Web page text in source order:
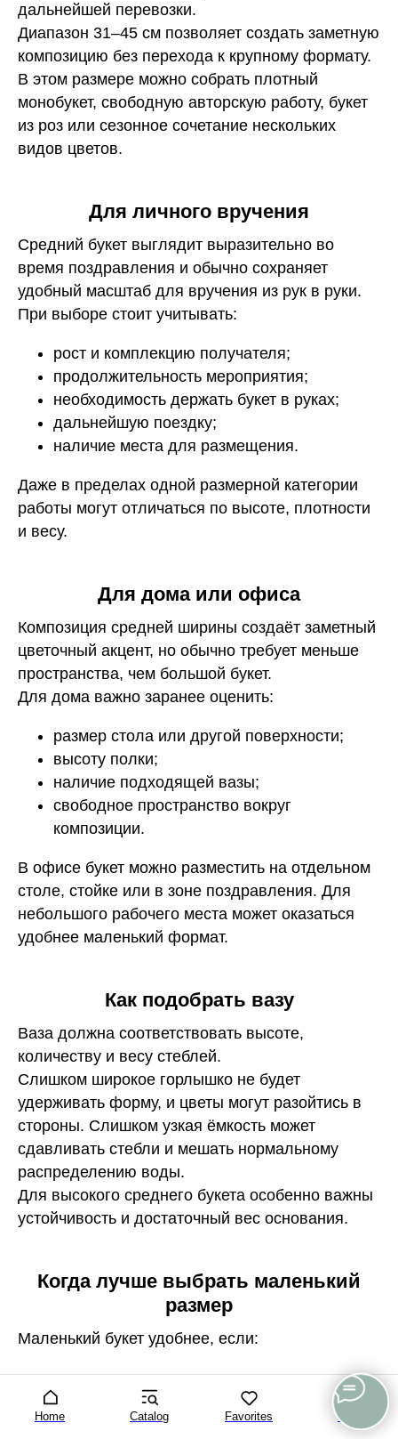
Home Catalog Favorites Cart
дальнейшей перевозки.
Диапазон 31–45 см позволяет создать заметную
композицию без перехода к крупному формату.
В этом размере можно собрать плотный
монобукет, свободную авторскую работу, букет
из роз или сезонное сочетание нескольких
видов цветов.
Для личного вручения
Средний букет выглядит выразительно во
время поздравления и обычно сохраняет
удобный масштаб для вручения из рук в руки.
При выборе стоит учитывать:
рост и комплекцию получателя;
продолжительность мероприятия;
необходимость держать букет в руках;
дальнейшую поездку;
наличие места для размещения.
Даже в пределах одной размерной категории
работы могут отличаться по высоте, плотности
и весу.
Для дома или офиса
Композиция средней ширины создаёт заметный
цветочный акцент, но обычно требует меньше
пространства, чем большой букет.
Для дома важно заранее оценить:
размер стола или другой поверхности;
высоту полки;
наличие подходящей вазы;
свободное пространство вокруг
композиции.
В офисе букет можно разместить на отдельном
столе, стойке или в зоне поздравления. Для
небольшого рабочего места может оказаться
удобнее маленький формат.
Как подобрать вазу
Ваза должна соответствовать высоте,
количеству и весу стеблей.
Слишком широкое горлышко не будет
удерживать форму, и цветы могут разойтись в
стороны. Слишком узкая ёмкость может
сдавливать стебли и мешать нормальному
распределению воды.
Для высокого среднего букета особенно важны
устойчивость и достаточный вес основания.
Когда лучше выбрать маленький
размер
Маленький букет удобнее, если:
получателю предстоит долго держать
цветы;
композицию нужно перевозить;